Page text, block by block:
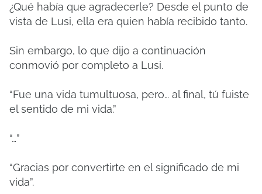
¿Qué había que agradecerle? Desde el punto de
vista de Lusi, ella era quien había recibido tanto.
Sin embargo, lo que dijo a continuación
conmovió por completo a Lusi.
“Fue una vida tumultuosa, pero… al final, tú fuiste
el sentido de mi vida.”
“…”
“Gracias por convertirte en el significado de mi
vida”.